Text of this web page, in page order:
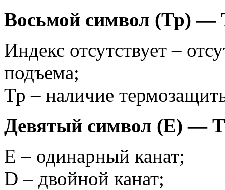
Восьмой символ
Индекс отсутствует –
подъема;
Тр – наличие
Девятый символ (Е)
Е – одинарный канат;
D – двойной канат;